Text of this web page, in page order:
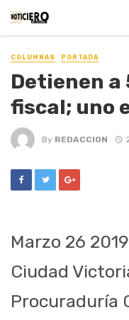
COLUMNAS PORTADA
Detienen a
fiscal; uno
By REDACCION
Marzo 26
Ciudad
Procuraduría